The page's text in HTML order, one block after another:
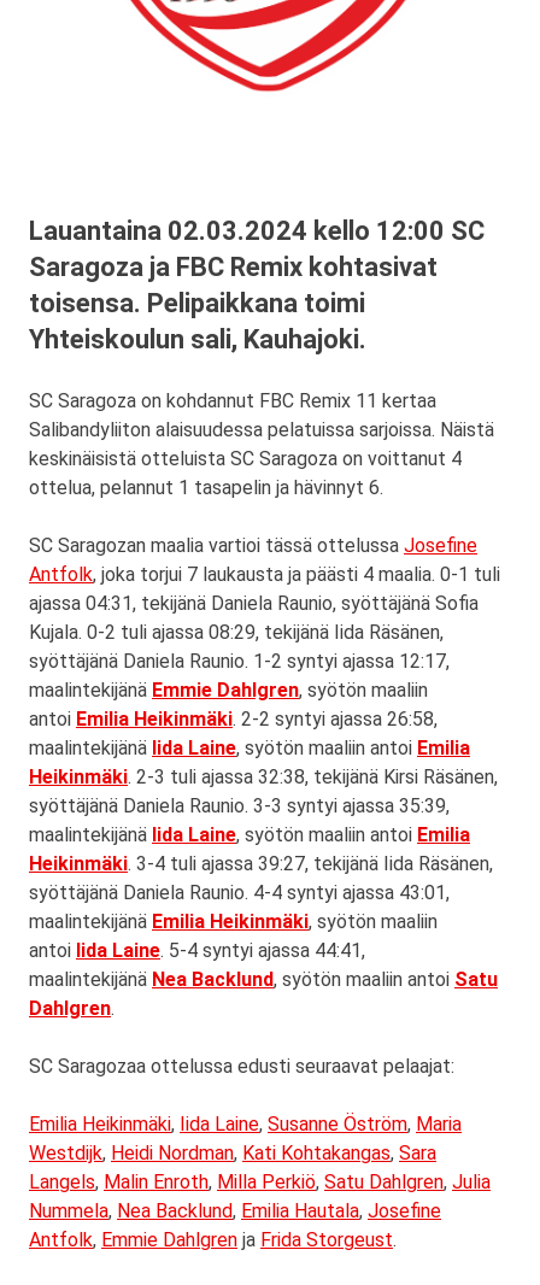
Lauantaina 02.03.2024 kello 12:00 SC
Saragoza ja FBC Remix kohtasivat
toisensa. Pelipaikkana toimi
Yhteiskoulun sali, Kauhajoki.
SC Saragoza on kohdannut FBC Remix 11 kertaa
Salibandyliiton alaisuudessa pelatuissa sarjoissa. Näistä
keskinäisistä otteluista SC Saragoza on voittanut 4
ottelua, pelannut 1 tasapelin ja hävinnyt 6.
SC Saragozan maalia vartioi tässä ottelussa Josefine
Antfolk, joka torjui 7 laukausta ja päästi 4 maalia. 0-1 tuli
ajassa 04:31, tekijänä Daniela Raunio, syöttäjänä Sofia
Kujala. 0-2 tuli ajassa 08:29, tekijänä Iida Räsänen,
syöttäjänä Daniela Raunio. 1-2 syntyi ajassa 12:17,
maalintekijänä Emmie Dahlgren, syötön maaliin
antoi Emilia Heikinmäki. 2-2 syntyi ajassa 26:58,
maalintekijänä Iida Laine, syötön maaliin antoi Emilia
Heikinmäki. 2-3 tuli ajassa 32:38, tekijänä Kirsi Räsänen,
syöttäjänä Daniela Raunio. 3-3 syntyi ajassa 35:39,
maalintekijänä Iida Laine, syötön maaliin antoi Emilia
Heikinmäki. 3-4 tuli ajassa 39:27, tekijänä Iida Räsänen,
syöttäjänä Daniela Raunio. 4-4 syntyi ajassa 43:01,
maalintekijänä Emilia Heikinmäki, syötön maaliin
antoi Iida Laine. 5-4 syntyi ajassa 44:41,
maalintekijänä Nea Backlund, syötön maaliin antoi Satu
Dahlgren.
SC Saragozaa ottelussa edusti seuraavat pelaajat:
Emilia Heikinmäki, Iida Laine, Susanne Öström, Maria
Westdijk, Heidi Nordman, Kati Kohtakangas, Sara
Langels, Malin Enroth, Milla Perkiö, Satu Dahlgren, Julia
Nummela, Nea Backlund, Emilia Hautala, Josefine
Antfolk, Emmie Dahlgren ja Frida Storgeust.